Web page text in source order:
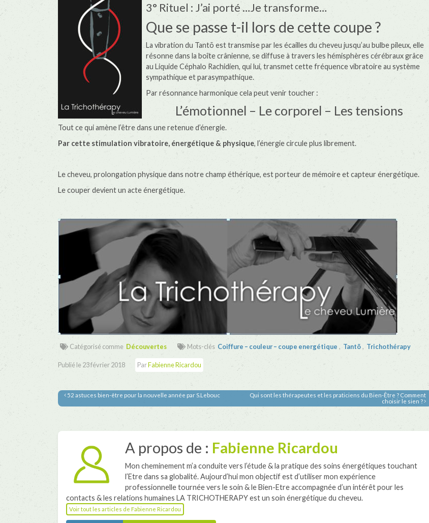
3° Rituel : J’ai porté …Je transforme…
Que se passe t-il lors de cette coupe ?
La vibration du Tantõ est transmise par les écailles du cheveu jusqu’au bulbe pileux, elle
résonne dans la boîte crânienne, se diffuse à travers les hémisphères cérébraux grâce
au Liquide Céphalo Rachidien, qui lui, transmet cette fréquence vibratoire au système
sympathique et parasympathique.
Par résonnance harmonique cela peut venir toucher :
L’émotionnel – Le corporel – Les tensions
Tout ce qui amène l’être dans une retenue d’énergie.
Par cette stimulation vibratoire, énergétique & physique, l’énergie circule plus librement.
Le cheveu, prolongation physique dans notre champ éthérique, est porteur de mémoire et capteur énergétique.
Le couper devient un acte énergétique.
Catégorisé comme Découvertes Mots-clés Coiffure – couleur – coupe energétique , Tantõ, Trichothérapy
Publié le 23 février 2018 ParFabienne Ricardou
52 astuces bien-être pour la nouvelle année par S.Lebouc
Qui sont les thérapeutes et les praticiens du Bien-Être ? Comment
choisir le sien ?
A propos de : Fabienne Ricardou
Mon cheminement m’a conduite vers l’étude & la pratique des soins énergétiques touchant
l’Etre dans sa globalité. Aujourd’hui mon objectif est d’utiliser mon expérience
professionnelle tournée vers le soin & le Bien-Etre accompagnée d’un intérêt pour les
contacts & les relations humaines LA TRICHOTHERAPY est un soin énergétique du cheveu.
Voir tout les articles de Fabienne Ricardou